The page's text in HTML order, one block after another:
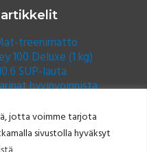
jotta voimme tarjota
sivustolla hyväksyt
treenimatto
100 Deluxe (1 kg)
SUP-lauta
hyvinvoinnista